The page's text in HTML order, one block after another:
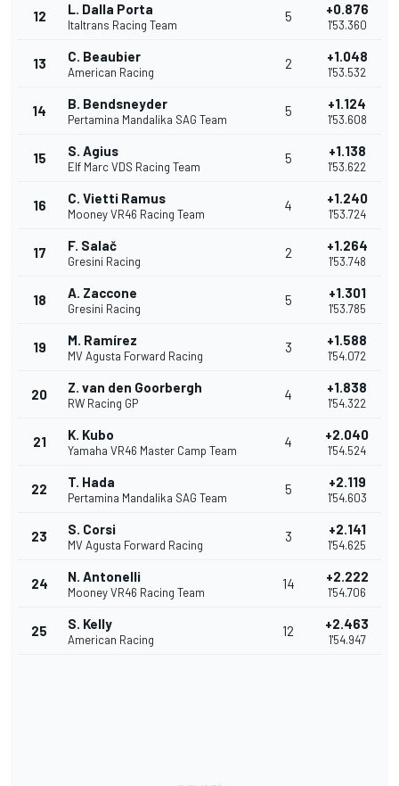
12 L. Dalla Porta
Italtrans Racing Team
5 +0.876
1'53.360
13 C. Beaubier
American Racing
2 +1.048
1'53.532
14 B. Bendsneyder
Pertamina Mandalika SAG Team
5 +1.124
1'53.608
15 S. Agius
Elf Marc VDS Racing Team
5 +1.138
1'53.622
16 C. Vietti Ramus
Mooney VR46 Racing Team
4 +1.240
1'53.724
17 F. Salač
Gresini Racing
2 +1.264
1'53.748
18 A. Zaccone
Gresini Racing
5 +1.301
1'53.785
19 M. Ramírez
MV Agusta Forward Racing
3 +1.588
1'54.072
20 Z. van den Goorbergh
RW Racing GP
4 +1.838
1'54.322
21 K. Kubo
Yamaha VR46 Master Camp Team
4 +2.040
1'54.524
22 T. Hada
Pertamina Mandalika SAG Team
5 +2.119
1'54.603
23 S. Corsi
MV Agusta Forward Racing
3 +2.141
1'54.625
24 N. Antonelli
Mooney VR46 Racing Team
14 +2.222
1'54.706
25 S. Kelly
American Racing
12 +2.463
1'54.947